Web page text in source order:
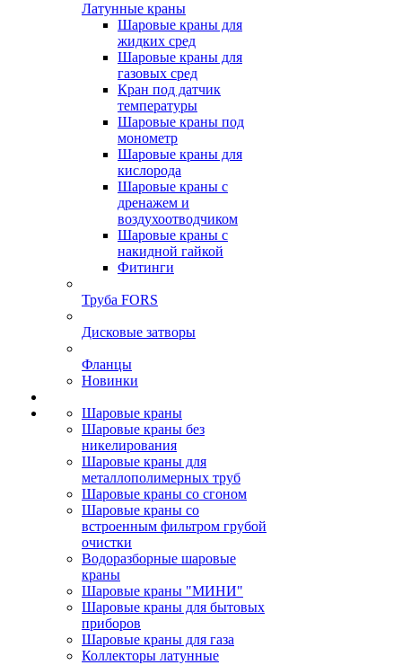
Латунные краны
Шаровые краны для
жидких сред
Шаровые краны для
газовых сред
Кран под датчик
температуры
Шаровые краны под
монометр
Шаровые краны для
кислорода
Шаровые краны с
дренажем и
воздухоотводчиком
Шаровые краны с
накидной гайкой
Фитинги
Труба FORS
Дисковые затворы
Фланцы
Новинки
Шаровые краны
Шаровые краны без
никелирования
Шаровые краны для
металлополимерных труб
Шаровые краны со сгоном
Шаровые краны со
встроенным фильтром грубой
очистки
Водоразборные шаровые
краны
Шаровые краны "МИНИ"
Шаровые краны для бытовых
приборов
Шаровые краны для газа
Коллекторы латунные